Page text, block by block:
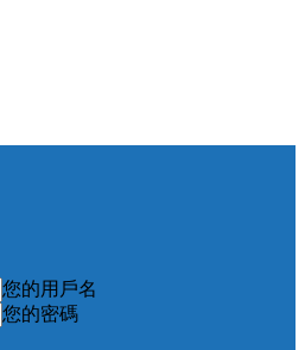
您的用戶名
您的密碼